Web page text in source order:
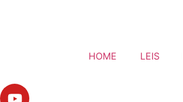
HOME LEIS